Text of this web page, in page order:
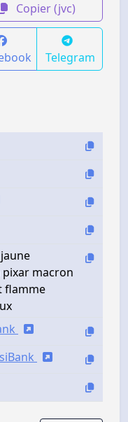
Copier (jvc)
Telegram
macron
flamme